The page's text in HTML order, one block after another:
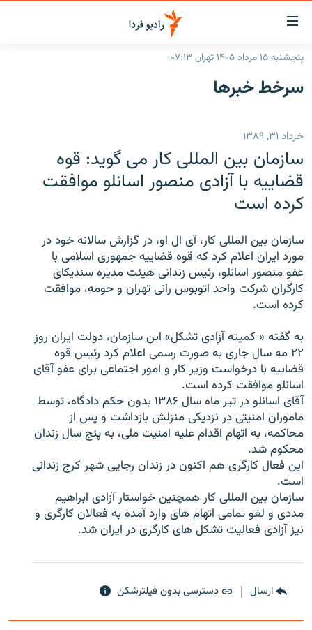
لینک‌های
قابلیت
دسترسی
بازگشت
اصلی
رفتن
صفحه
جستجو
ایران
رادیو
انتخاب کنید و بشنوید
برنامه‌های رادیویی
پادکست
چندرسانه‌ای
گزارش‌های ویدئویی
English
به ما بپیوندید
زبان‌های دیگر
پنجشنبه ۱۵ مرداد ۱۴۰۵ تهران ۰۷:۱۳
سرخط‌ خبرها
خرداد ۳۱, ۱۳۸۹
سازمان بين المللی کار می گويد: قوه
قضاييه با آزادی منصور اسانلو موافقت
کرده است
سازمان بين المللی کار، آی ال او، در گزارش سالانه خود در
مورد ايران اعلام کرد که قوه قضاييه جمهوری اسلامی با
عفو منصور اسانلو، رئيس زندانی هيئت مديره سنديکای
کارگران شرکت واحد اتوبوس رانی تهران و حومه، موافقت
کرده است.
به گفته « کميته آزادی تشکل» اين سازمان، دولت ايران روز
۲۲ مه سال جاری به صورت رسمی اعلام کرد رئيس قوه
قضاييه با درخواست وزير کار و امور اجتماعی برای عفو آقای
اسانلو موافقت کرده است.
آقای اسانلو در تير ماه سال ۱۳۸۶ بدون حکم دادگاه، توسط
ماموران امنيتی در نزديکی منزلش بازداشت و پس از
محاکمه، به اتهام اقدام عليه امنيت ملی، به پنج سال زندان
محکوم شد.
اين فعال کارگری هم اکنون در زندان رجايی شهر کرج زندانی
است.
سازمان بين المللی کار همچنين خواستار آزادی ابراهيم
مددی و لغو تمامی اتهام های وارد آمده به فعالان کارگری و
نيز آزادی فعاليت تشکل های کارگری در ايران شد.
ارسال دسترسی بدون فیلترشکن